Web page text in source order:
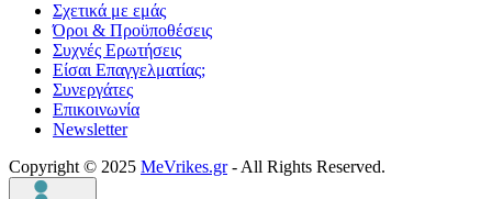
Σχετικά με εμάς
Όροι & Προϋποθέσεις
Συχνές Ερωτήσεις
Είσαι Επαγγελματίας;
Συνεργάτες
Επικοινωνία
Νewsletter
Copyright © 2025 MeVrikes.gr- All Rights Reserved.